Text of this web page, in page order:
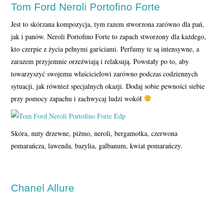
Tom Ford Neroli Portofino Forte
Jest to skórzana kompozycja, tym razem stworzona zarówno dla pań,
jak i panów. Neroli Portofino Forte to zapach stworzony dla każdego,
kto czerpie z życia pełnymi garściami. Perfumy te są intensywne, a
zarazem przyjemnie orzeźwiają i relaksują. Powstały po to, aby
towarzyszyć swojemu właścicielowi zarówno podczas codziennych
sytuacji, jak również specjalnych okazji. Dodaj sobie pewności siebie
przy pomocy zapachu i zachwycaj ludzi wokół
Skóra, nuty drzewne, piżmo, neroli, bergamotka, czerwona
pomarańcza, lawenda, bazylia, galbanum, kwiat pomarańczy.
Chanel Allure